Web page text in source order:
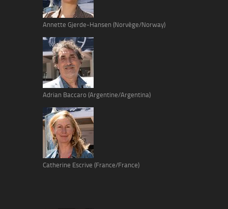
Annette Gjerde-Hansen (Norvège/Norway)
Adrian Baccaro (Argentine/Argentina)
Catherine Escrive (France/France)